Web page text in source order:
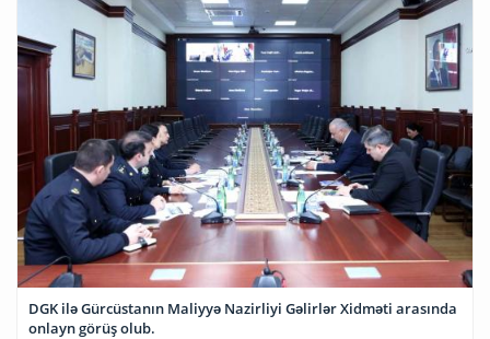
DGK ilə Gürcüstanın Maliyyə Nazirliyi Gəlirlər Xidməti arasında
onlayn görüş olub.